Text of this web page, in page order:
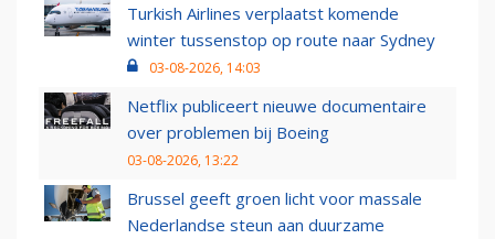
Turkish Airlines verplaatst komende
winter tussenstop op route naar Sydney
03-08-2026, 14:03
Netflix publiceert nieuwe documentaire
over problemen bij Boeing
03-08-2026, 13:22
Brussel geeft groen licht voor massale
Nederlandse steun aan duurzame